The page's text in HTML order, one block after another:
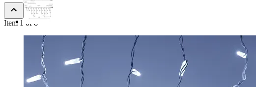
Item 1 of 8